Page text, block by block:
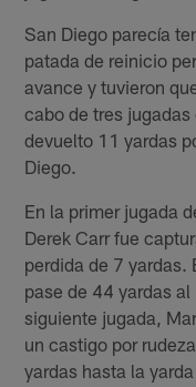
San Diego parecía
patada de reinicio
avance y tuvieron
cabo de tres
devuelto 11 yardas
Diego.
En la primer jugada
Derek Carr fue
perdida de 7 yardas.
pase de 44 yardas
siguiente jugada,
un castigo por
yardas hasta la